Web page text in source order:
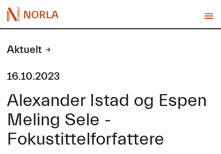
NORLA
Aktuelt
16.10.2023
Alexander Istad og Espen
Meling Sele -
Fokustittelforfattere